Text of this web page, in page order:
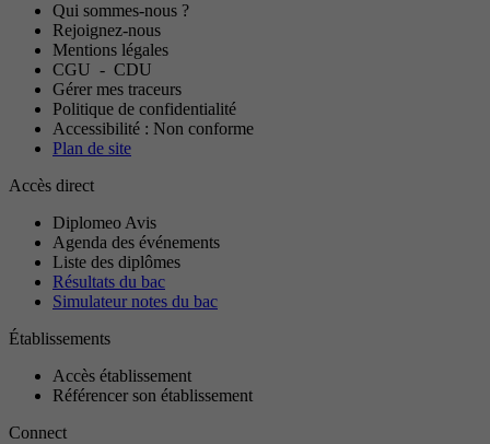
Qui sommes-nous ?
Rejoignez-nous
Mentions légales
CGU - CDU
Gérer mes traceurs
Politique de confidentialité
Accessibilité : Non conforme
Plan de site
Accès direct
Diplomeo Avis
Agenda des événements
Liste des diplômes
Résultats du bac
Simulateur notes du bac
Établissements
Accès établissement
Référencer son établissement
Connect